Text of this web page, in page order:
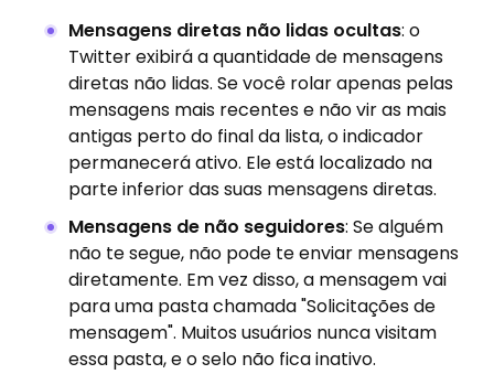
Mensagens diretas não lidas ocultas: o
Twitter exibirá a quantidade de mensagens
diretas não lidas. Se você rolar apenas pelas
mensagens mais recentes e não vir as mais
antigas perto do final da lista, o indicador
permanecerá ativo. Ele está localizado na
parte inferior das suas mensagens diretas.
Mensagens de não seguidores: Se alguém
não te segue, não pode te enviar mensagens
diretamente. Em vez disso, a mensagem vai
para uma pasta chamada "Solicitações de
mensagem". Muitos usuários nunca visitam
essa pasta, e o selo não fica inativo.